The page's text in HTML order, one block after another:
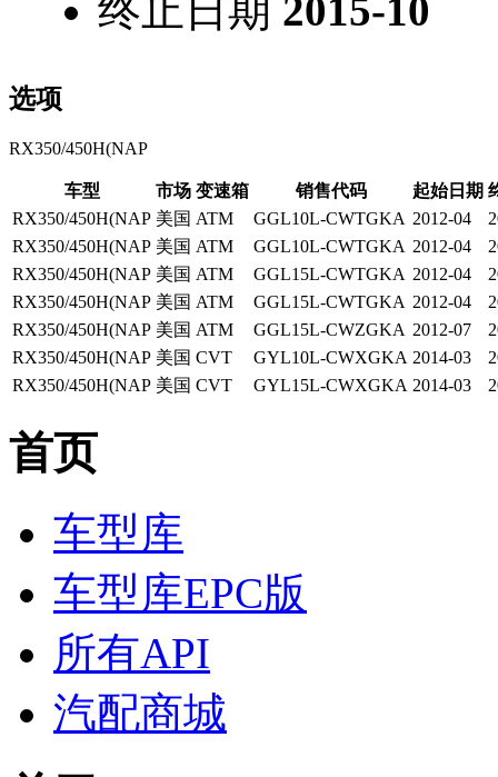
终止日期 2015-10
选项
RX350/450H(NAP
车型 市场 变速箱 销售代码 起始日期
RX350/450H(NAP 美国 ATM GGL10L-CWTGKA 2012-04
RX350/450H(NAP 美国 ATM GGL10L-CWTGKA 2012-04
RX350/450H(NAP 美国 ATM GGL15L-CWTGKA 2012-04
RX350/450H(NAP 美国 ATM GGL15L-CWTGKA 2012-04
RX350/450H(NAP 美国 ATM GGL15L-CWZGKA 2012-07
RX350/450H(NAP 美国 CVT GYL10L-CWXGKA 2014-03
RX350/450H(NAP 美国 CVT GYL15L-CWXGKA 2014-03
首页
车型库
车型库EPC版
所有API
汽配商城